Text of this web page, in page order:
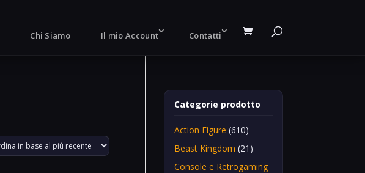
Chi Siamo Il mio Account Contatti
Categorie prodotto
Action Figure (610)
Beast Kingdom (21)
Console e Retrogaming